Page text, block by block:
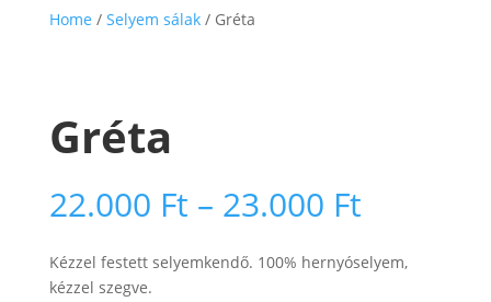
Home / Selyem sálak/ Gréta
Gréta
22.000 Ft – 23.000 Ft
22.000
-
23.000
Kézzel festett selyemkendő. 100% hernyóselyem,
kézzel szegve.